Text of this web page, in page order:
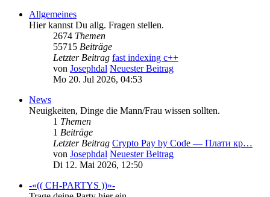
Allgemeines
Hier kannst Du allg. Fragen stellen.
2674 Themen
55715 Beiträge
Letzter Beitrag fast indexing c++
von Josephdal Neuester Beitrag
Mo 20. Jul 2026, 04:53
News
Neuigkeiten, Dinge die Mann/Frau wissen sollten.
1 Themen
1 Beiträge
Letzter Beitrag Crypto Pay by Code — Плати кр…
von Josephdal Neuester Beitrag
Di 12. Mai 2026, 12:50
-«(( CH-PARTYS ))»-